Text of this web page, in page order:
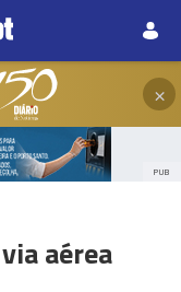
×
PUB
aérea